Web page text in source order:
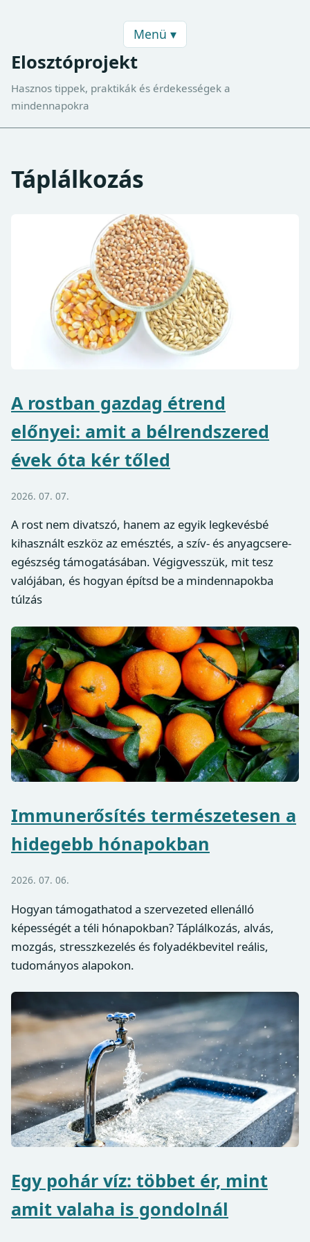
Menü ▾
Elosztóprojekt
Hasznos tippek, praktikák és érdekességek a
mindennapokra
Táplálkozás
A rostban gazdag étrend
előnyei: amit a bélrendszered
évek óta kér tőled
2026. 07. 07.
A rost nem divatszó, hanem az egyik legkevésbé
kihasznált eszköz az emésztés, a szív- és anyagcsere-
egészség támogatásában. Végigvesszük, mit tesz
valójában, és hogyan építsd be a mindennapokba
túlzás
Immunerősítés természetesen a
hidegebb hónapokban
2026. 07. 06.
Hogyan támogathatod a szervezeted ellenálló
képességét a téli hónapokban? Táplálkozás, alvás,
mozgás, stresszkezelés és folyadékbevitel reális,
tudományos alapokon.
Egy pohár víz: többet ér, mint
amit valaha is gondolnál